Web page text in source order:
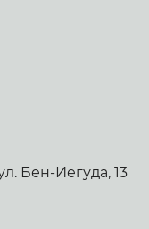
Бен-Иегуда, 13